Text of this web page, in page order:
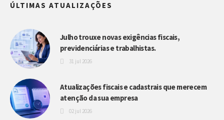
ÚLTIMAS ATUALIZAÇÕES
Julho trouxe novas exigências fiscais,
previdenciárias e trabalhistas.
31 jul 2026
Atualizações fiscais e cadastrais que merecem
atenção da sua empresa
02 jul 2026